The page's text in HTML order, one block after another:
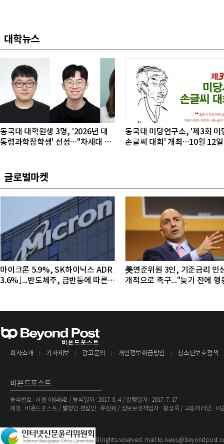
대학뉴스
동국대 대학원생 3명, '2026년 대
통령과학장학생' 선정…"차세대 연
동국대 미당연구소, '제3회 미
손글씨 대회' 개최…10월 12
글로벌마켓
마이크론 5.9%, SK하이닉스 ADR
3.6%↓...반도체주, 급반등에 따른
美연준위원 3인, 기준금리 인
개적으로 촉구..."늦기 전에 행
회사소개 기사제보 광고문의 개인정보취급방침 청소년보호정책
비욘드포스트
등록번호 : 서울 아04642 / 등록일자 : 2017. 8. 4 / 발행일자 : 2017. 7. 17
제호 : 비욘드포스트 / 발행인·편집인 : 유현희 / 정보보호책임자 : 황상욱 / 고충처리인 : 이
Copyright ©The BeyondPost. All rights reserved. mail to